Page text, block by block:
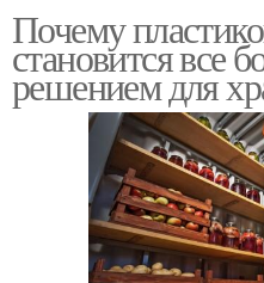
Почему
становится все
решением для